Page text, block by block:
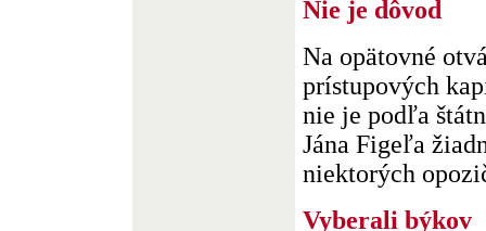
Nie je dôvod
Na opätovné
prístupových
nie je podľa
Jána Figeľa
niektorých
Vyberali býkov